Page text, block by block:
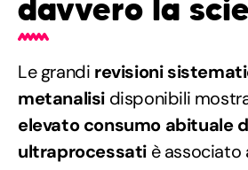
davvero la
Le grandi revisioni
metanalisi disponibili
elevato consumo abituale
ultraprocessati è associato